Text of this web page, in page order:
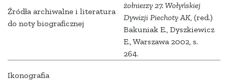
Źródła archiwalne i literatura
do noty biograficznej
żołnierzy 27. Wołyńskiej
Dywizji Piechoty AK, (red.)
Bakuniak E., Dyszkiewicz
E., Warszawa 2002, s.
264.
Ikonografia